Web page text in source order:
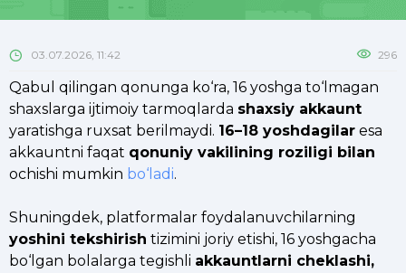
03.07.2026, 11:42 296
Qabul qilingan qonunga ko‘ra, 16 yoshga to‘lmagan
shaxslarga ijtimoiy tarmoqlarda shaxsiy akkaunt
yaratishga ruxsat berilmaydi. 16–18 yoshdagilar esa
akkauntni faqat qonuniy vakilining roziligi bilan
ochishi mumkin bo‘ladi.
Shuningdek, platformalar foydalanuvchilarning
yoshini tekshirish tizimini joriy etishi, 16 yoshgacha
bo‘lgan bolalarga tegishli akkauntlarni cheklashi,